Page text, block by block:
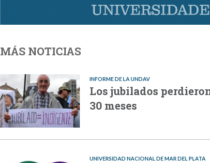
MÁS NOTICIAS
INFORME DE LA UNDAV
Los jubilados
30 meses
UNIVERSIDAD NACIONAL DE MAR DEL PLATA